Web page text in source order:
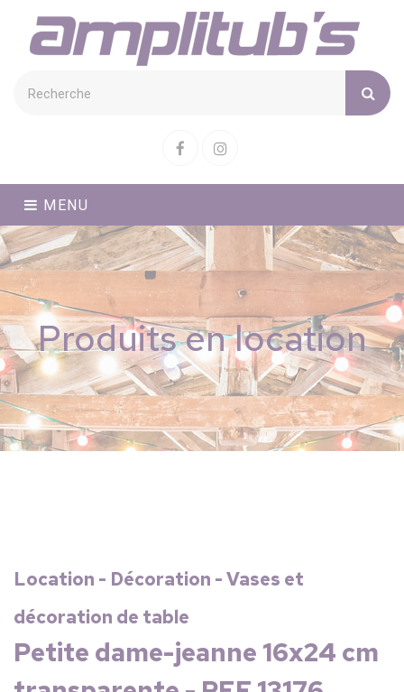
FacebookInstagram
MENU
Produits en location
Location - Décoration - Vases et
décoration de table
Petite dame-jeanne 16x24 cm
Cookies management panel